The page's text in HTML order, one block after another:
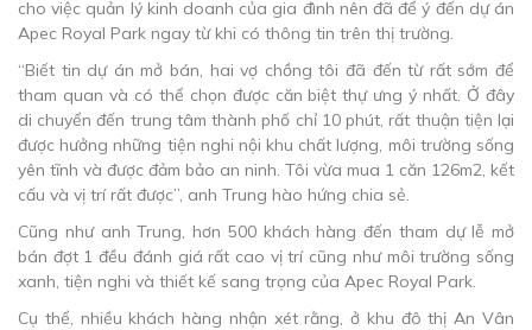
cho việc quản lý kinh doanh của gia đình nên đã để ý đến dự án
Apec Royal Park ngay từ khi có thông tin trên thị trường.
“Biết tin dự án mở bán, hai vợ chồng tôi đã đến từ rất sớm để
tham quan và có thể chọn được căn biệt thự ưng ý nhất. Ở đây
di chuyển đến trung tâm thành phố chỉ 10 phút, rất thuận tiện lại
được hưởng những tiện nghi nội khu chất lượng, môi trường sống
yên tĩnh và được đảm bảo an ninh. Tôi vừa mua 1 căn 126m2, kết
cấu và vị trí rất được”, anh Trung hào hứng chia sẻ.
Cũng như anh Trung, hơn 500 khách hàng đến tham dự lễ mở
bán đợt 1 đều đánh giá rất cao vị trí cũng như môi trường sống
xanh, tiện nghi và thiết kế sang trọng của Apec Royal Park.
Cụ thể, nhiều khách hàng nhận xét rằng, ở khu đô thị An Vân